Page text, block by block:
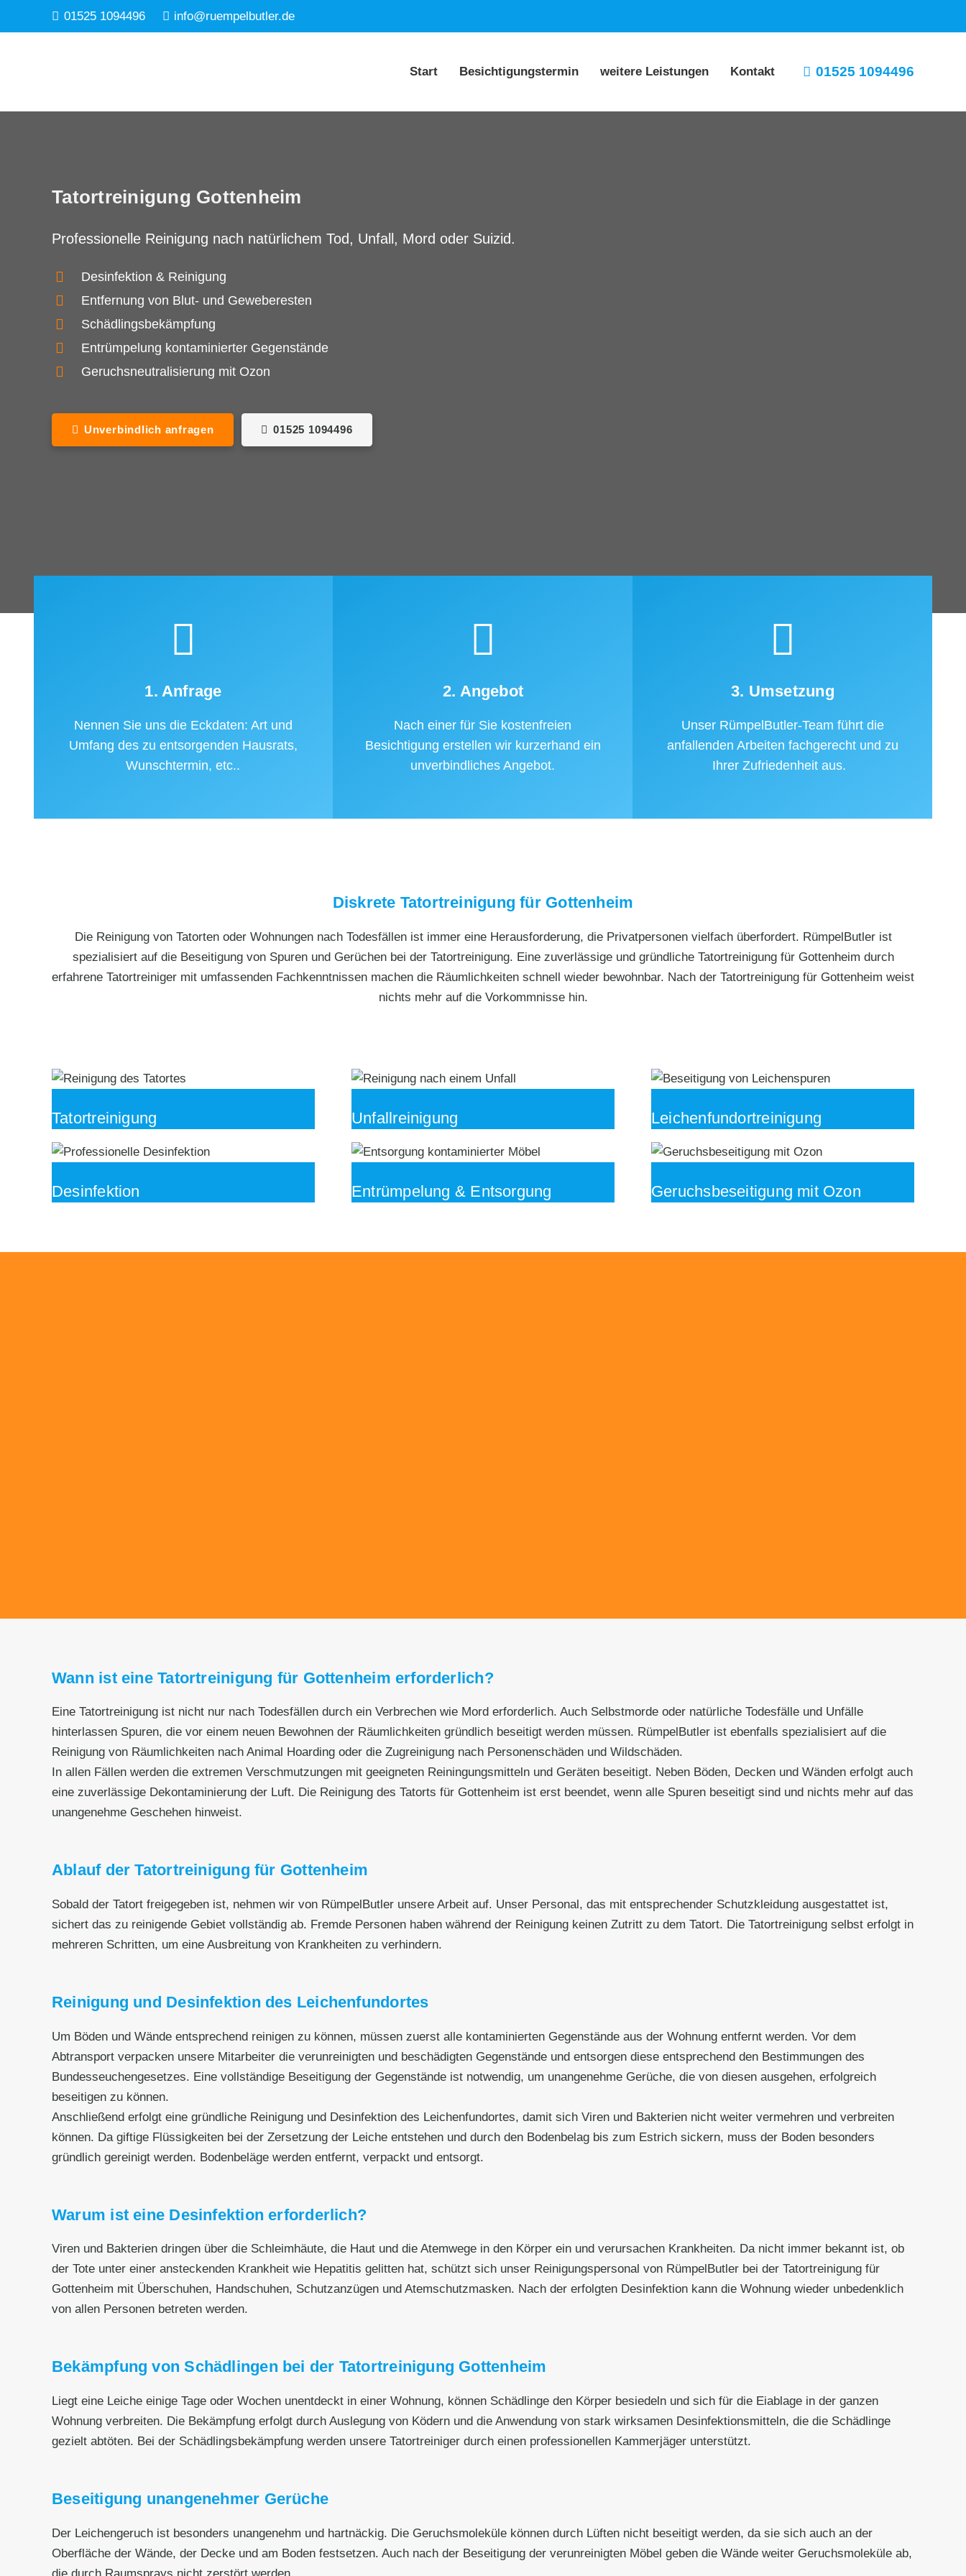
01525 1094496 info@ruempelbutler.de
Start Besichtigungstermin weitere Leistungen Kontakt 01525 1094496
Tatortreinigung Gottenheim
Professionelle Reinigung nach natürlichem Tod, Unfall, Mord oder Suizid.
Desinfektion & Reinigung
Entfernung von Blut- und Geweberesten
Schädlingsbekämpfung
Entrümpelung kontaminierter Gegenstände
Geruchsneutralisierung mit Ozon
Unverbindlich anfragen 01525 1094496
1. Anfrage
Nennen Sie uns die Eckdaten: Art und
Umfang des zu entsorgenden Hausrats,
Wunschtermin, etc..
2. Angebot
Nach einer für Sie kostenfreien
Besichtigung erstellen wir kurzerhand ein
unverbindliches Angebot.
3. Umsetzung
Unser RümpelButler-Team führt die
anfallenden Arbeiten fachgerecht und zu
Ihrer Zufriedenheit aus.
Diskrete Tatortreinigung für Gottenheim
Die Reinigung von Tatorten oder Wohnungen nach Todesfällen ist immer eine Herausforderung, die Privatpersonen vielfach überfordert. RümpelButler ist
spezialisiert auf die Beseitigung von Spuren und Gerüchen bei der Tatortreinigung. Eine zuverlässige und gründliche Tatortreinigung für Gottenheim durch
erfahrene Tatortreiniger mit umfassenden Fachkenntnissen machen die Räumlichkeiten schnell wieder bewohnbar. Nach der Tatortreinigung für Gottenheim weist
nichts mehr auf die Vorkommnisse hin.
Tatortreinigung Unfallreinigung Leichenfundortreinigung
Desinfektion Entrümpelung & Entsorgung Geruchsbeseitigung mit Ozon
Wann ist eine Tatortreinigung für Gottenheim erforderlich?
Eine Tatortreinigung ist nicht nur nach Todesfällen durch ein Verbrechen wie Mord erforderlich. Auch Selbstmorde oder natürliche Todesfälle und Unfälle
hinterlassen Spuren, die vor einem neuen Bewohnen der Räumlichkeiten gründlich beseitigt werden müssen. RümpelButler ist ebenfalls spezialisiert auf die
Reinigung von Räumlichkeiten nach Animal Hoarding oder die Zugreinigung nach Personenschäden und Wildschäden.
In allen Fällen werden die extremen Verschmutzungen mit geeigneten Reiningungsmitteln und Geräten beseitigt. Neben Böden, Decken und Wänden erfolgt auch
eine zuverlässige Dekontaminierung der Luft. Die Reinigung des Tatorts für Gottenheim ist erst beendet, wenn alle Spuren beseitigt sind und nichts mehr auf das
unangenehme Geschehen hinweist.
Ablauf der Tatortreinigung für Gottenheim
Sobald der Tatort freigegeben ist, nehmen wir von RümpelButler unsere Arbeit auf. Unser Personal, das mit entsprechender Schutzkleidung ausgestattet ist,
sichert das zu reinigende Gebiet vollständig ab. Fremde Personen haben während der Reinigung keinen Zutritt zu dem Tatort. Die Tatortreinigung selbst erfolgt in
mehreren Schritten, um eine Ausbreitung von Krankheiten zu verhindern.
Reinigung und Desinfektion des Leichenfundortes
Um Böden und Wände entsprechend reinigen zu können, müssen zuerst alle kontaminierten Gegenstände aus der Wohnung entfernt werden. Vor dem
Abtransport verpacken unsere Mitarbeiter die verunreinigten und beschädigten Gegenstände und entsorgen diese entsprechend den Bestimmungen des
Bundesseuchengesetzes. Eine vollständige Beseitigung der Gegenstände ist notwendig, um unangenehme Gerüche, die von diesen ausgehen, erfolgreich
beseitigen zu können.
Anschließend erfolgt eine gründliche Reinigung und Desinfektion des Leichenfundortes, damit sich Viren und Bakterien nicht weiter vermehren und verbreiten
können. Da giftige Flüssigkeiten bei der Zersetzung der Leiche entstehen und durch den Bodenbelag bis zum Estrich sickern, muss der Boden besonders
gründlich gereinigt werden. Bodenbeläge werden entfernt, verpackt und entsorgt.
Warum ist eine Desinfektion erforderlich?
Viren und Bakterien dringen über die Schleimhäute, die Haut und die Atemwege in den Körper ein und verursachen Krankheiten. Da nicht immer bekannt ist, ob
der Tote unter einer ansteckenden Krankheit wie Hepatitis gelitten hat, schützt sich unser Reinigungspersonal von RümpelButler bei der Tatortreinigung für
Gottenheim mit Überschuhen, Handschuhen, Schutzanzügen und Atemschutzmasken. Nach der erfolgten Desinfektion kann die Wohnung wieder unbedenklich
von allen Personen betreten werden.
Bekämpfung von Schädlingen bei der Tatortreinigung Gottenheim
Liegt eine Leiche einige Tage oder Wochen unentdeckt in einer Wohnung, können Schädlinge den Körper besiedeln und sich für die Eiablage in der ganzen
Wohnung verbreiten. Die Bekämpfung erfolgt durch Auslegung von Ködern und die Anwendung von stark wirksamen Desinfektionsmitteln, die die Schädlinge
gezielt abtöten. Bei der Schädlingsbekämpfung werden unsere Tatortreiniger durch einen professionellen Kammerjäger unterstützt.
Beseitigung unangenehmer Gerüche
Der Leichengeruch ist besonders unangenehm und hartnäckig. Die Geruchsmoleküle können durch Lüften nicht beseitigt werden, da sie sich auch an der
Oberfläche der Wände, der Decke und am Boden festsetzen. Auch nach der Beseitigung der verunreinigten Möbel geben die Wände weiter Geruchsmoleküle ab,